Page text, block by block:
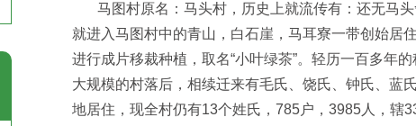
马图村原名：马头村，历史上就流传有：还无马头
就进入马图村中的青山，白石崖，马耳寮一带创始居
进行成片移裁种植，取名“小叶绿茶”。轻历一百多年
大规模的村落后，相续迁来有毛氏、饶氏、钟氏、蓝
地居住，现全村仍有13个姓氏，785户，3985人，辖